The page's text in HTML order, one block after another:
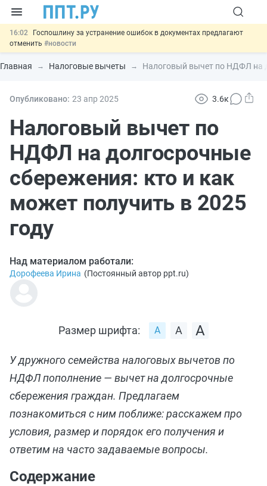
16:02
Госпошлину за устранение ошибок в документах предлагают
отменить #новости
15:25 Изменят правила контроля за подрядчиками ИЖС с эскроу-
счетами
#новости
14:02 Основания для выдворения иностранцев из России стало
11:31
Разработают единые критерии трудовых и ГПХ-
отношений #новости
Главная Налоговые вычеты Налоговый вычет по НДФЛ на
Опубликовано: 23 апр 2025 3.6к
Налоговый вычет по
НДФЛ на долгосрочные
сбережения: кто и как
может получить в 2025
году
Над материалом работали:
Дорофеева Ирина (Постоянный автор ppt.ru)
Размер шрифта:
У дружного семейства налоговых вычетов по
НДФЛ пополнение — вычет на долгосрочные
сбережения граждан. Предлагаем
познакомиться с ним поближе: расскажем про
условия, размер и порядок его получения и
ответим на часто задаваемые вопросы.
Содержание